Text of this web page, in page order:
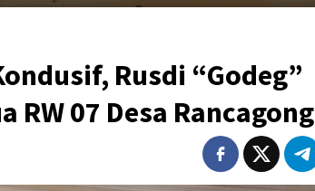
Rusdi “Godeg”
RW 07 Desa Rancagong